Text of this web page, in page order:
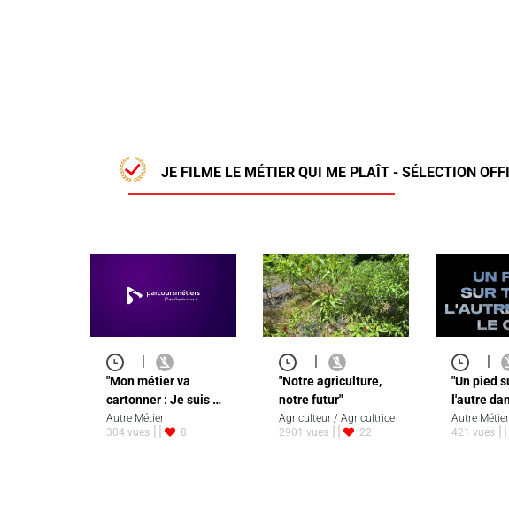
JE FILME LE MÉTIER QUI ME PLAÎT - SÉLECTION
|
"Mon métier va
cartonner : Je suis …
Autre Métier
304 vues
8
"Notre agriculture,
notre futur"
Agriculteur / Agricultrice
2901 vues
22
"Un pied
l'autre
Autre Métier
421 vues